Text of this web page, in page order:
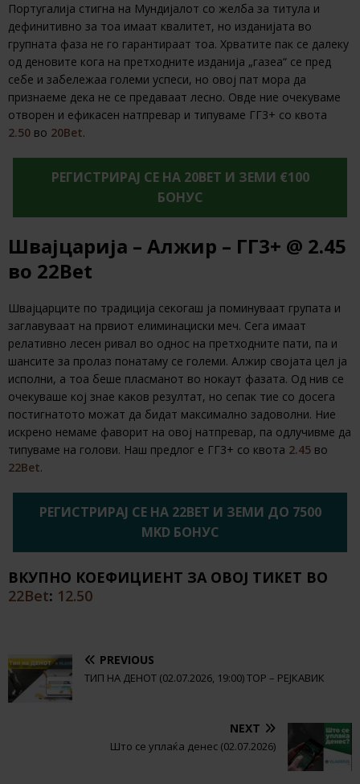
Португалија стигна на Мундијалот со желба за титула и
дефинитивно за тоа имаат квалитет, но изданијата во
групната фаза не го гарантираат тоа. Хрватите пак се далеку
од деновите кога на претходните изданија „газеа“ се пред
себе и забележаа големи успеси, но овој пат мора да
признаеме дека не се предаваат лесно. Овде ние очекуваме
отворен и ефикасен натпревар и типуваме ГГ3+ со квота
2.50 во 20Bet.
РЕГИСТРИРАЈ СЕ НА 20BET И ЗЕМИ €100
БОНУС
Швајцарија – Алжир – ГГ3+ @ 2.45
во 22Bet
Швајцарците по традиција секогаш ја поминуваат групата и
заглавуваат на првиот елиминациски меч. Сега имаат
релативно лесен ривал во однос на претходните пати, па и
шансите за пролаз понатаму се големи. Алжир својата цел ја
исполни, а тоа беше пласманот во нокаут фазата. Од нив се
очекуваше кој знае каков резултат, но сепак тие со досега
постигнатото можат да бидат максимално задоволни. Ние
искрено немаме фаворит на овој натпревар, па одлучивме да
типуваме на голови. Наш предлог е ГГ3+ со квота 2.45 во
22Bet.
РЕГИСТРИРАЈ СЕ НА 22BET И ЗЕМИ ДО 7500
MKD БОНУС
ВКУПНО КОЕФИЦИЕНТ ЗА ОВОЈ ТИКЕТ ВО
22Bet: 12.50
PREVIOUS
ТИП НА ДЕНОТ (02.07.2026, 19:00) ТОР – РЕЈКАВИК
NEXT
Што се уплаќа денес (02.07.2026)